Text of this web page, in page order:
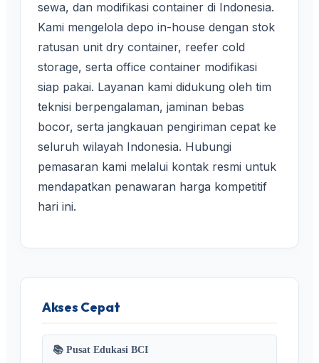
sewa, dan modifikasi container di Indonesia.
Kami mengelola depo in-house dengan stok
ratusan unit dry container, reefer cold
storage, serta office container modifikasi
siap pakai. Layanan kami didukung oleh tim
teknisi berpengalaman, jaminan bebas
bocor, serta jangkauan pengiriman cepat ke
seluruh wilayah Indonesia. Hubungi
pemasaran kami melalui kontak resmi untuk
mendapatkan penawaran harga kompetitif
hari ini.
Akses Cepat
📚 Pusat Edukasi BCI